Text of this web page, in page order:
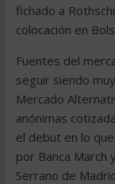
fichado a
colocación en
Fuentes del
seguir siendo
Mercado
anónimas
el debut en lo
por Banca March
Serrano de